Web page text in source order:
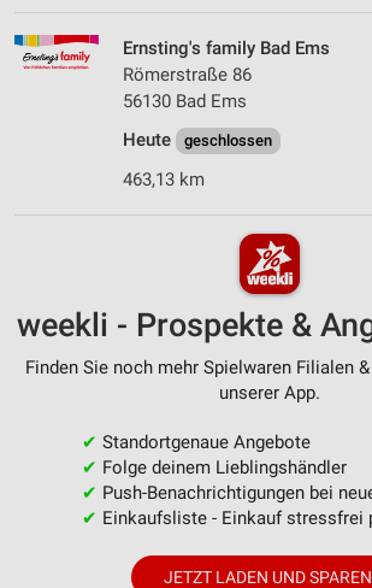
Ernsting's family Bad Ems
Römerstraße 86
56130 Bad Ems
Heute
geschlossen
463,13 km
weekli - Prospekte &
Finden Sie noch mehr Spielwaren Filialen
unserer App.
✔ Standortgenaue Angebote
✔ Folge deinem Lieblingshändler
✔ Push-Benachrichtigungen bei
✔ Einkaufsliste - Einkauf stressfrei
JETZT LADEN UND